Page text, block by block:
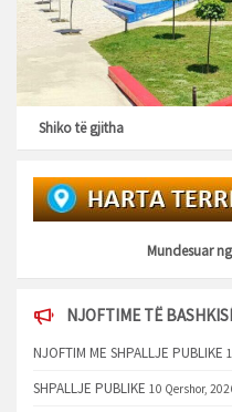
Shiko të gjitha
Mundesuar
NJOFTIME TË
NJOFTIM ME SHPALLJE PUBLIKE
SHPALLJE PUBLIKE 10 Qershor,